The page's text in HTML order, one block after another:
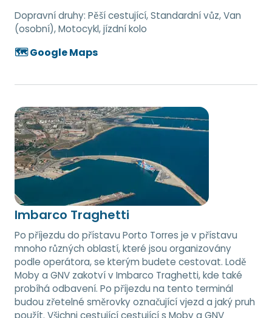
Dopravní druhy: Pěší cestující, Standardní vůz, Van
(osobní), Motocykl, jízdní kolo
🗺️ Google Maps
Imbarco Traghetti
Po příjezdu do přístavu Porto Torres je v přístavu
mnoho různých oblastí, které jsou organizovány
podle operátora, se kterým budete cestovat. Lodě
Moby a GNV zakotví v Imbarco Traghetti, kde také
probíhá odbavení. Po příjezdu na tento terminál
budou zřetelné směrovky označující vjezd a jaký pruh
použít. Všichni cestující cestující s Moby a GNV